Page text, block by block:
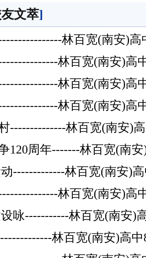
文萃]
林百宽(南安)
林百宽(南安)高
林百宽(南安)高
林百宽(南安)高
--------------林百宽(南安)
120周年-------林百宽(南
-------------林百宽(南安)
林百宽(南安)高
咏-----------林百宽(南安)
林百宽(南安)高